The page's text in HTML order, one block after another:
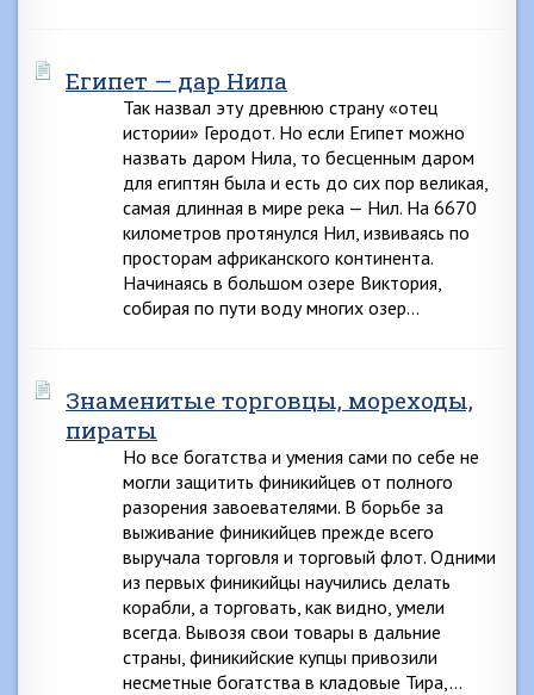
Египет — дар Нила
Так назвал эту древнюю страну «отец
истории» Геродот. Но если Египет можно
назвать даром Нила, то бесценным даром
для египтян была и есть до сих пор великая,
самая длинная в мире река — Нил. На 6670
километров протянулся Нил, извиваясь по
просторам африканского континента.
Начинаясь в большом озере Виктория,
собирая по пути воду многих озер…
Знаменитые торговцы, мореходы,
пираты
Но все богатства и умения сами по себе не
могли защитить финикийцев от полного
разорения завоевателями. В борьбе за
выживание финикийцев прежде всего
выручала торговля и торговый флот. Одними
из первых финикийцы научились делать
корабли, а торговать, как видно, умели
всегда. Вывозя свои товары в дальние
страны, финикийские купцы привозили
несметные богатства в кладовые Тира,…